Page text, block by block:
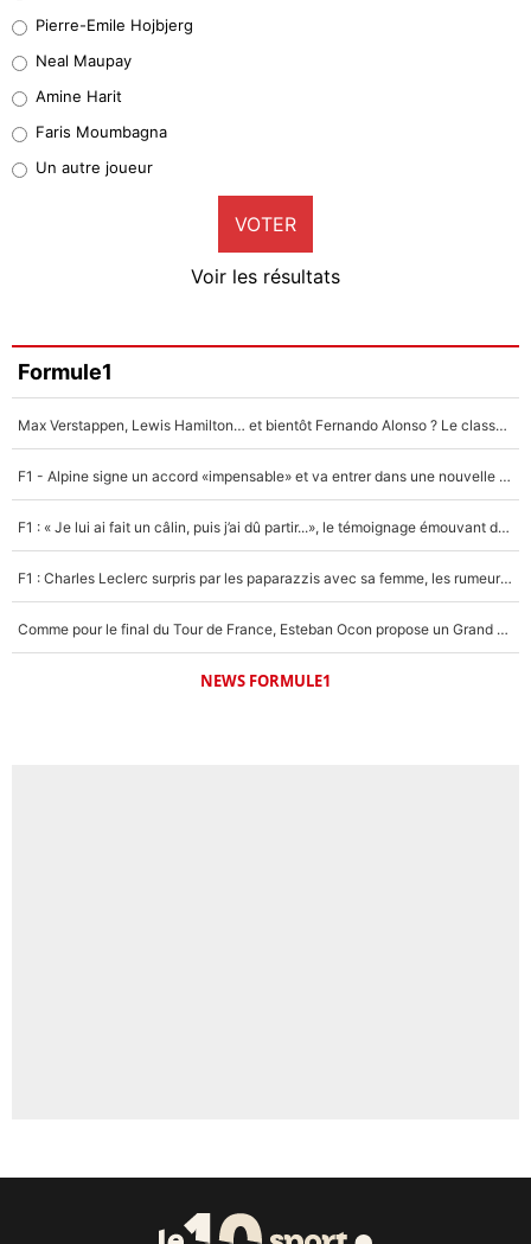
5%
1%
9%
Faris Moumbagna
4%
Un autre joueur
5%
Pierre-Emile Hojbjerg
Neal Maupay
Amine Harit
Faris Moumbagna
Un autre joueur
VOTER
Voir les résultats
Formule1
Max Verstappen, Lewis Hamilton… et bientôt Fernando Alonso ? Le classement des pilotes les mieux payés en Formule 1 risque de changer !
F1 - Alpine signe un accord «impensable» et va entrer dans une nouvelle dimension : Grande nouvelle pour Pierre Gasly !
F1 : « Je lui ai fait un câlin, puis j’ai dû partir...», le témoignage émouvant de Max Verstappen sur sa fille
F1 : Charles Leclerc surpris par les paparazzis avec sa femme, les rumeurs étaient vraies !
Comme pour le final du Tour de France, Esteban Ocon propose un Grand Prix de Formule 1 à Paris : «Autour de l’Arc de Triomphe, ce serait génial» !
NEWS FORMULE1